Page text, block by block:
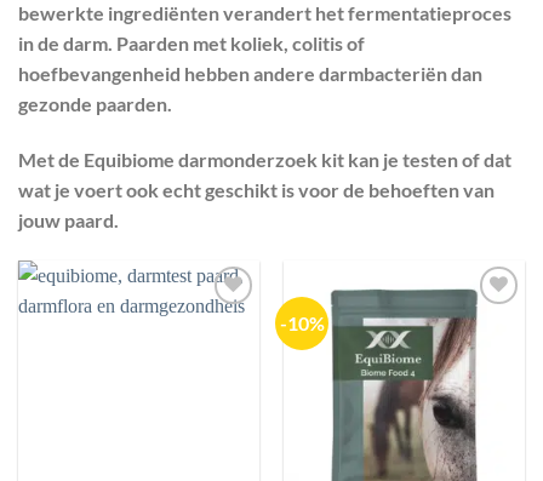
bewerkte ingrediënten verandert het fermentatieproces
in de darm. Paarden met koliek, colitis of
hoefbevangenheid hebben andere darmbacteriën dan
gezonde paarden.
Met de Equibiome darmonderzoek kit kan je testen of dat
wat je voert ook echt geschikt is voor de behoeften van
jouw paard.
-10%
Toevoegen
aan
wenslijst